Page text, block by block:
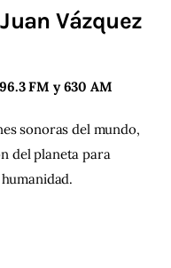
Vázquez
FM y 630 AM
sonoras del mundo,
del planeta para